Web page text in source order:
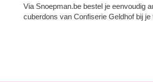
Via Snoepman.be bestel je eenvoudig
cuberdons van Confiserie Geldhof bij